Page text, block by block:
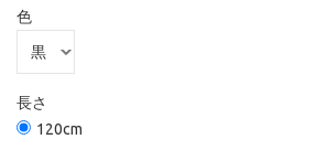
色
長さ
120cm